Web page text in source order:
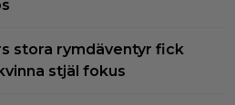
stora rymdäventyr fick
stjäl fokus